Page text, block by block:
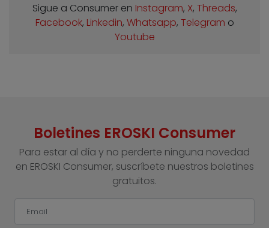
Sigue a Consumer en Instagram, X, Threads,
Facebook, Linkedin, Whatsapp, Telegram o
Youtube
Boletines EROSKI Consumer
Para estar al día y no perderte ninguna novedad
en EROSKI Consumer, suscríbete nuestros boletines
gratuitos.